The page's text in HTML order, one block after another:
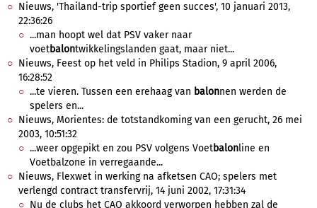
Nieuws, 'Thailand-trip sportief geen succes', 10 januari 2013,
22:36:26
...man hoopt wel dat PSV vaker naar
voetbalontwikkelingslanden gaat, maar niet...
Nieuws, Feest op het veld in Philips Stadion, 9 april 2006,
16:28:52
...te vieren. Tussen een erehaag van balonnen werden de
spelers en...
Nieuws, Morientes: de totstandkoming van een gerucht, 26 mei
2003, 10:51:32
...weer opgepikt en zou PSV volgens Voetbalonline en
Voetbalzone in verregaande...
Nieuws, Flexwet in werking na afketsen CAO; spelers met
verlengd contract transfervrij, 14 juni 2002, 17:31:34
Nu de clubs het CAO akkoord verworpen hebben zal de